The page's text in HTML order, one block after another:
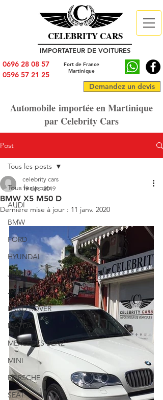
CELEBRITY CARS
IMPORTATEUR DE VOITURES
0596 57 21 25
Fort de France
Martinique
0696 28 08 57
Demandez un devis
Automobile importée en Martinique
par Celebrity Cars
Post
Tous les posts
AUDI
BMW
FORD
HYUNDAI
JEEP
JAGUAR
LAND ROVER
MAZDA
MERCEDES BENZ
MINI
PORSCHE
SEAT
Tous les posts
BMW X5 M50 D
celebrity cars
19 déc. 2019
Dernière mise à jour : 11 janv. 2020